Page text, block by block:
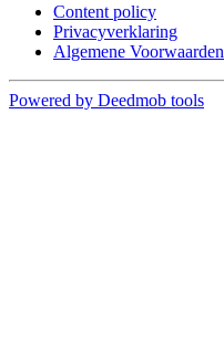
Content policy
Privacyverklaring
Algemene Voorwaarden
Powered by Deedmob tools